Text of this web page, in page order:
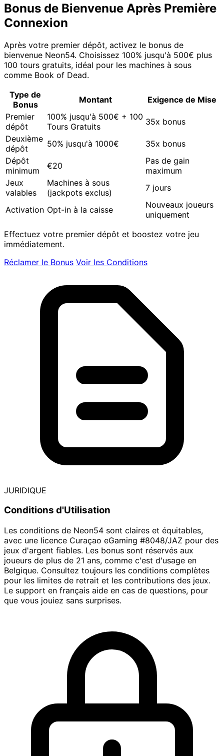
Bonus de Bienvenue Après Première
Connexion
Après votre premier dépôt, activez le bonus de
bienvenue Neon54. Choisissez 100% jusqu'à 500€ plus
100 tours gratuits, idéal pour les machines à sous
comme Book of Dead.
Type de
Bonus
Montant
Exigence de Mise
Premier
dépôt
100% jusqu'à 500€ + 100
Tours Gratuits
35x bonus
Deuxième
dépôt
50% jusqu'à 1000€
35x bonus
Dépôt
minimum
€20
Pas de gain
maximum
Jeux
valables
Machines à sous
(jackpots exclus)
7 jours
Activation Opt-in à la caisse
Nouveaux joueurs
uniquement
Effectuez votre premier dépôt et boostez votre jeu
immédiatement.
Réclamer le Bonus Voir les Conditions
JURIDIQUE
Conditions d'Utilisation
Les conditions de Neon54 sont claires et équitables,
avec une licence Curaçao eGaming #8048/JAZ pour des
jeux d'argent fiables. Les bonus sont réservés aux
joueurs de plus de 21 ans, comme c'est d'usage en
Belgique. Consultez toujours les conditions complètes
pour les limites de retrait et les contributions des jeux.
Le support en français aide en cas de questions, pour
que vous jouiez sans surprises.